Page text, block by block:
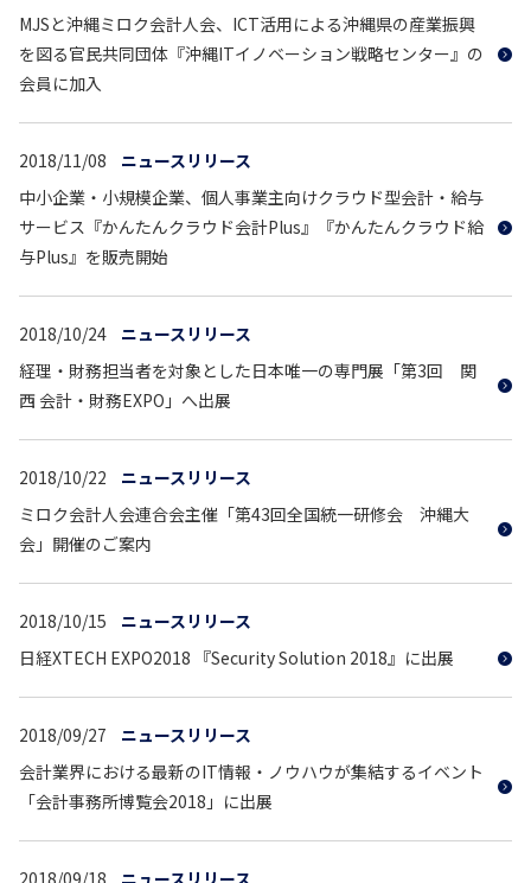
MJSと沖縄ミロク会計人会、ICT活用による沖縄県の産業振興
を図る官民共同団体『沖縄ITイノベーション戦略センター』の
会員に加入
2018/11/08
ニュースリリース
中小企業・小規模企業、個人事業主向けクラウド型会計・給与
サービス『かんたんクラウド会計Plus』『かんたんクラウド給
与Plus』を販売開始
2018/10/24
ニュースリリース
経理・財務担当者を対象とした日本唯一の専門展「第3回 関
西 会計・財務EXPO」へ出展
2018/10/22
ニュースリリース
ミロク会計人会連合会主催「第43回全国統一研修会 沖縄大
会」開催のご案内
2018/10/15
ニュースリリース
日経XTECH EXPO2018 『Security Solution 2018』に出展
2018/09/27
ニュースリリース
会計業界における最新のIT情報・ノウハウが集結するイベント
「会計事務所博覧会2018」に出展
2018/09/18 ニュースリリース